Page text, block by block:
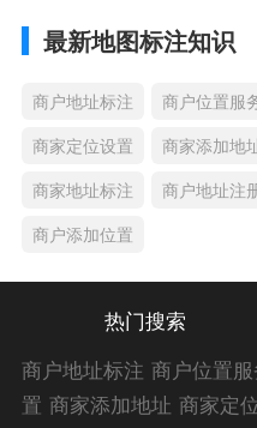
最新地图标注知识
商户地址标注 商户位置服
商家定位设置
商家添加地
商家地址标注
商户地址注
商户添加位置
热门搜索
商户地址标注 商户位置
置 商家添加地址 商家定